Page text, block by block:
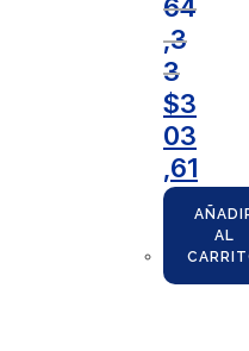
64
,3
3
$3
03
,61
AL